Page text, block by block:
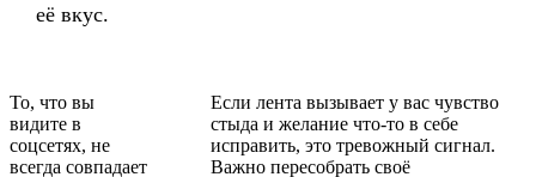
её вкус.
То, что вы
видите в
соцсетях, не
всегда совпадает
Если лента вызывает у вас чувство
стыда и желание что-то в себе
исправить, это тревожный сигнал.
Важно пересобрать своё